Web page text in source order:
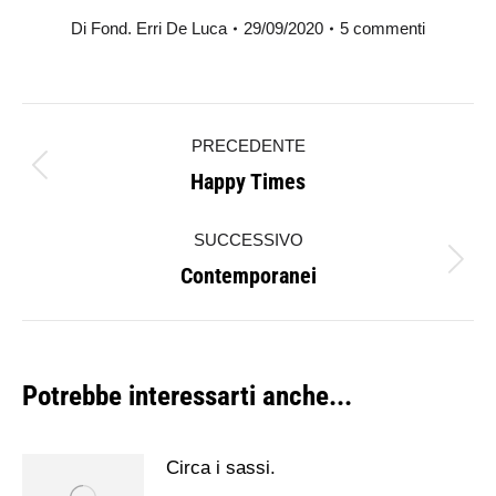
Di Fond. Erri De Luca 29/09/2020 5 commenti
tra
PRECEDENTE
Post
Happy Times
SUCCESSIVO
Prossimo
post:
Contemporanei
Potrebbe interessarti anche...
Circa i sassi.